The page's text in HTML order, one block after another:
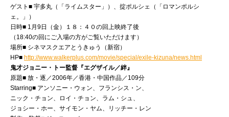
21 クローバーフィールド-HAKAISHA-
22 P.S.アイラブユー
23 靖国YASUKUNI
24 スターウォーズ／クローン・ウォーズ
25 隠し砦の三悪人 THE LAST PRINCESS
26 僕の彼女はサイボーグ
27 パコと魔法の絵本
28 ザ・マジックアワー
29 容疑者Ｘの献身
30 幻影師アイゼンハイム
31 スカイ・クロラ
に凄かった……！
その後、新宿に移動、
『BUBKA』的メンツの忘年会。
二軒目の中華屋にて、
朝方、珍しく寝落ち。不覚！
（宇多丸）
ゲスト■ 宇多丸（「ライムスター」）、掟ポルシェ（「ロマンポルシ
ェ。」）
日時■ 1月9日（金）１８：４０の回上映終了後
（18:40の回にご入場の方がご覧いただけます）
場所■ シネマスクエアとうきゅう（新宿）
HP■ http://www.walkerplus.com/movie/special/exile-kizuna/news.html
鬼才ジョニー・トー監督『エグザイル／絆』
原題■ 放・逐／2006年／香港・中国作品／109分
Starring■ アンソニー・ウォン、フランシス・ン、
ニック・チョン、ロイ・チョン、ラム・シュ、
ジョシー・ホー、サイモン・ヤム、リッチー・レン